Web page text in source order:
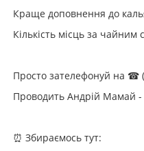
Краще доповнення до
Кількість місць за
Просто зателефонуй на ☎
Проводить Андрій Мамай
⏰ Збираємось тут: